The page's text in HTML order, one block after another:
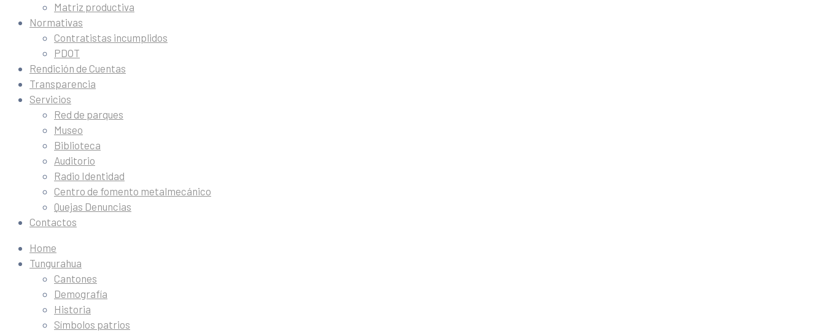
Matriz productiva
Normativas
Contratistas incumplidos
PDOT
Rendición de Cuentas
Transparencia
Servicios
Red de parques
Museo
Biblioteca
Auditorio
Radio Identidad
Centro de fomento metalmecánico
Quejas Denuncias
Contactos
Home
Tungurahua
Cantones
Demografía
Historia
Símbolos patrios